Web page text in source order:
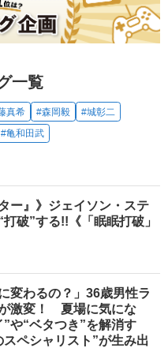
一覧
真希 #森岡毅
#城彰二
#亀和田武
ー』》ジェイソン・ステ
破”する!!《「眠眠打破」
変わるの？」36歳男性ラ
激変！ 夏場に気にな
や“ベタつき”を解消す
スペシャリスト”が生み出